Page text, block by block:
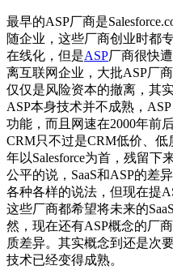
最早的ASP厂商是
随企业，这些厂商创业时都
在线化，但是ASP厂商很快
离互联网企业，大批ASP厂
仅仅是风险资本的撤离，其
ASP本身技术并不成熟，
功能，而且网速在2000年前
CRM只不过是CRM低价、低
年以Salesforce为首，残留下
公平的说，SaaS和ASP的差
各种各样的说法，但现在提
这些厂商都希望将未来的
然，现在还有ASP概念的厂
质差异。其实概念到还是次
技术已经变得成熟。